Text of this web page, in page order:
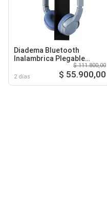
Diadema Bluetooth
Inalambrica Plegable
Comoda Y Resistente
2 días
$ 111.800,00
$ 55.900,00